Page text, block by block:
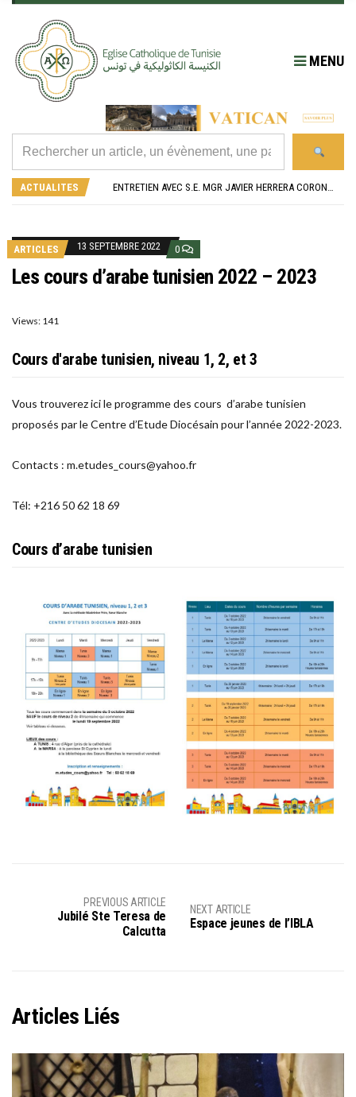
MENU
ACTUALITES
L’ÉCOLE JEANNE D’ARC CÉLÈBRE SES NOUVEAUX BACHELIERS : UNE TRADITION QUI RASSEMBLE
ENTRETIEN AVEC S.E. MGR JAVIER HERRERA CORONA, NONCE APOSTOLIQUE EN ALGÉRIE ET EN TUNISIE
ARTICLES 13 SEPTEMBRE 2022 0
Les cours d’arabe tunisien 2022 – 2023
Views: 141
Cours d'arabe tunisien, niveau 1, 2, et 3
Vous trouverez ici le programme des cours d’arabe tunisien
proposés par le Centre d’Etude Diocésain pour l’année 2022-2023.
Contacts : m.etudes_cours@yahoo.fr
Tél: +216 50 62 18 69
Cours d’arabe tunisien
PREVIOUS ARTICLE
Jubilé Ste Teresa de
Calcutta
NEXT ARTICLE
Espace jeunes de l’IBLA
Articles Liés